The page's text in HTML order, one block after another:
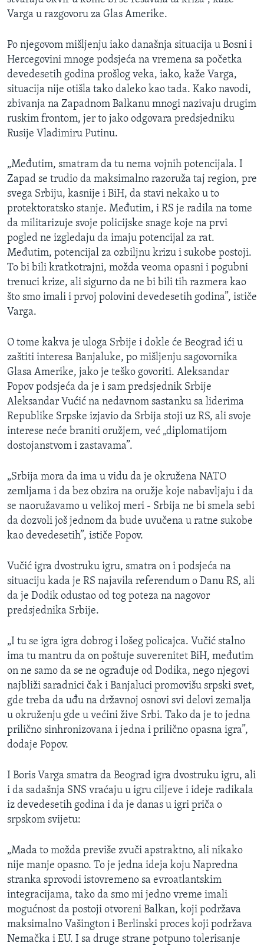
Varga u razgovoru za Glas Amerike.
Po njegovom mišljenju iako današnja situacija u Bosni i
Hercegovini mnoge podsjeća na vremena sa početka
devedesetih godina prošlog veka, iako, kaže Varga,
situacija nije otišla tako daleko kao tada. Kako navodi,
zbivanja na Zapadnom Balkanu mnogi nazivaju drugim
ruskim frontom, jer to jako odgovara predsjedniku
Rusije Vladimiru Putinu.
„Međutim, smatram da tu nema vojnih potencijala. I
Zapad se trudio da maksimalno razoruža taj region, pre
svega Srbiju, kasnije i BiH, da stavi nekako u to
protektoratsko stanje. Međutim, i RS je radila na tome
da militarizuje svoje policijske snage koje na prvi
pogled ne izgledaju da imaju potencijal za rat.
Međutim, potencijal za ozbiljnu krizu i sukobe postoji.
To bi bili kratkotrajni, možda veoma opasni i pogubni
trenuci krize, ali sigurno da ne bi bili tih razmera kao
što smo imali i prvoj polovini devedesetih godina”, ističe
Varga.
O tome kakva je uloga Srbije i dokle će Beograd ići u
zaštiti interesa Banjaluke, po mišljenju sagovornika
Glasa Amerike, jako je teško govoriti. Aleksandar
Popov podsjeća da je i sam predsjednik Srbije
Aleksandar Vućić na nedavnom sastanku sa liderima
Republike Srpske izjavio da Srbija stoji uz RS, ali svoje
interese neće braniti oružjem, već „diplomatijom
dostojanstvom i zastavama”.
„Srbija mora da ima u vidu da je okružena NATO
zemljama i da bez obzira na oružje koje nabavljaju i da
se naoružavamo u velikoj meri - Srbija ne bi smela sebi
da dozvoli još jednom da bude uvučena u ratne sukobe
kao devedesetih”, ističe Popov.
Vučić igra dvostruku igru, smatra on i podsjeća na
situaciju kada je RS najavila referendum o Danu RS, ali
da je Dodik odustao od tog poteza na nagovor
predsjednika Srbije.
„I tu se igra igra dobrog i lošeg policajca. Vučić stalno
ima tu mantru da on poštuje suverenitet BiH, međutim
on ne samo da se ne ograđuje od Dodika, nego njegovi
najbliži saradnici čak i Banjaluci promovišu srpski svet,
gde treba da uđu na državnoj osnovi svi delovi zemalja
u okruženju gde u većini žive Srbi. Tako da je to jedna
prilično sinhronizovana i jedna i prilično opasna igra”,
dodaje Popov.
I Boris Varga smatra da Beograd igra dvostruku igru, ali
i da sadašnja SNS vraćaju u igru ciljeve i ideje radikala
iz devedesetih godina i da je danas u igri priča o
srpskom svijetu:
„Mada to možda previše zvuči apstraktno, ali nikako
nije manje opasno. To je jedna ideja koju Napredna
stranka sprovodi istovremeno sa evroatlantskim
integracijama, tako da smo mi jedno vreme imali
mogućnost da postoji otvoreni Balkan, koji podržava
maksimalno Vašington i Berlinski proces koji podržava
Nemačka i EU. I sa druge strane potpuno tolerisanje